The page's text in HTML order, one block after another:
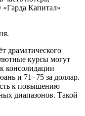
Капитал»
драматического
курсы могут
консолидации
и 71−75 за доллар.
к повышению
диапазонов. Такой